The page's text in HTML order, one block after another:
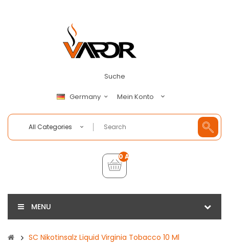
Suche
Germany Mein Konto
All Categories
0 Artikel - €0,00
MENU
SC Nikotinsalz Liquid Virginia Tobacco 10 Ml